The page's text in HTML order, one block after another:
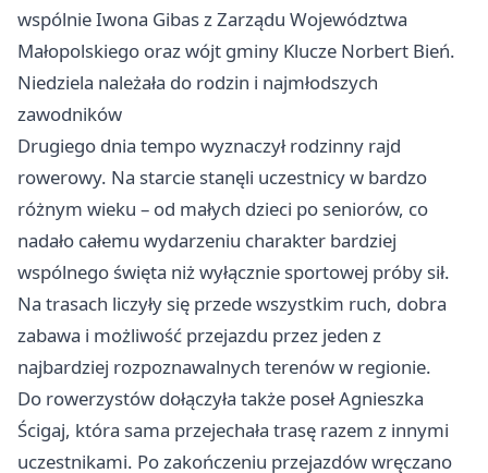
wspólnie Iwona Gibas z Zarządu Województwa
Małopolskiego oraz wójt gminy Klucze Norbert Bień.
Niedziela należała do rodzin i najmłodszych
zawodników
Drugiego dnia tempo wyznaczył rodzinny rajd
rowerowy. Na starcie stanęli uczestnicy w bardzo
różnym wieku – od małych dzieci po seniorów, co
nadało całemu wydarzeniu charakter bardziej
wspólnego święta niż wyłącznie sportowej próby sił.
Na trasach liczyły się przede wszystkim ruch, dobra
zabawa i możliwość przejazdu przez jeden z
najbardziej rozpoznawalnych terenów w regionie.
Do rowerzystów dołączyła także poseł Agnieszka
Ścigaj, która sama przejechała trasę razem z innymi
uczestnikami. Po zakończeniu przejazdów wręczano